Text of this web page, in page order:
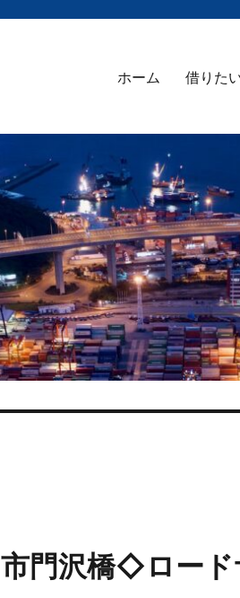
ホーム 借りた
市門沢橋◇ロー